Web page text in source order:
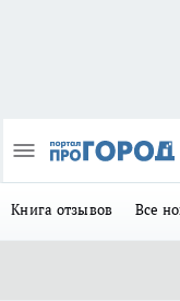
Книга отзывов Все